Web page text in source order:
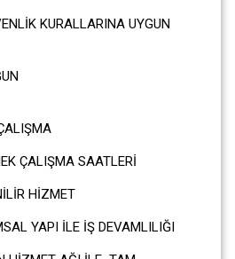
KURALLARINA UYGUN
ÇALIŞMA SAATLERİ
HİZMET
YAPI İLE İŞ DEVAMLILIĞI